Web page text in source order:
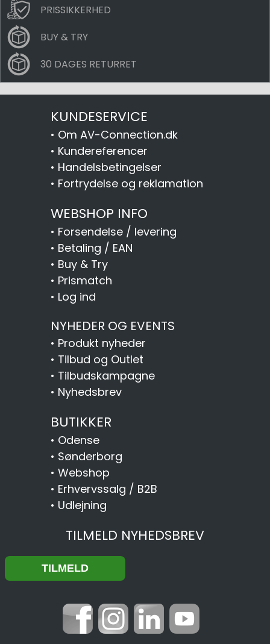
PRISSIKKERHED
BUY & TRY
30 DAGES RETURRET
KUNDESERVICE
• Om AV-Connection.dk
• Kundereferencer
• Handelsbetingelser
• Fortrydelse og reklamation
WEBSHOP INFO
• Forsendelse / levering
• Betaling / EAN
• Buy & Try
• Prismatch
• Log ind
NYHEDER OG EVENTS
• Produkt nyheder
• Tilbud og Outlet
• Tilbudskampagne
• Nyhedsbrev
BUTIKKER
• Odense
• Sønderborg
• Webshop
• Erhvervssalg / B2B
• Udlejning
TILMELD NYHEDSBREV